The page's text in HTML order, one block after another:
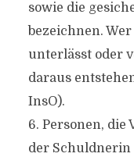
sowie die
bezeichnen.
unterlässt oder
daraus
InsO).
6. Personen,
der Schuldnerin